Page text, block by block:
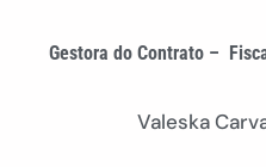
Gestora do Contrato –
Valeska